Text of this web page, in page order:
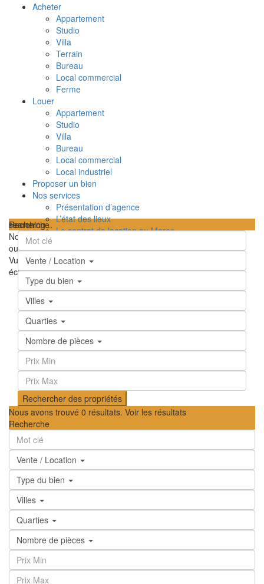
Acheter
Appartement
Studio
Villa
Terrain
Bureau
Local commercial
Ferme
Louer
Appartement
Studio
Villa
Bureau
Local commercial
Local industriel
Proposer un bien
Nos services
Présentation d’agence
L’état des lieux
Le contrat de location au Maroc
Les frais de notaire au Maroc
Contactez-nous
searching...
Nous n'avons trouvé aucun résultat
ouvrir la carte
Vue
Feuille de route Satellite
écran Prev Prochain
Recherche
Vente / Location
Type du bien
Villes
Quarties
Nombre de pièces
Nous avons trouvé 0 résultats. Voir les résultats
Recherche
Vente / Location
Type du bien
Villes
Quarties
Nombre de pièces